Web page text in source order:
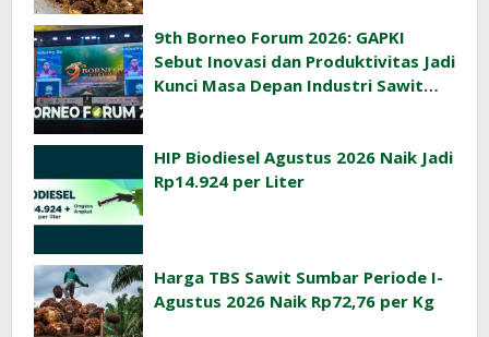
9th Borneo Forum 2026: GAPKI
Sebut Inovasi dan Produktivitas Jadi
Kunci Masa Depan Industri Sawit
HIP Biodiesel Agustus 2026 Naik Jadi
Rp14.924 per Liter
Harga TBS Sawit Sumbar Periode I-
Agustus 2026 Naik Rp72,76 per Kg